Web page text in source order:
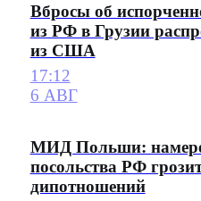
Вбросы об
из РФ в Грузии
из США
17:12
6 АВГ
МИД Польши:
посольства РФ
дипотношений